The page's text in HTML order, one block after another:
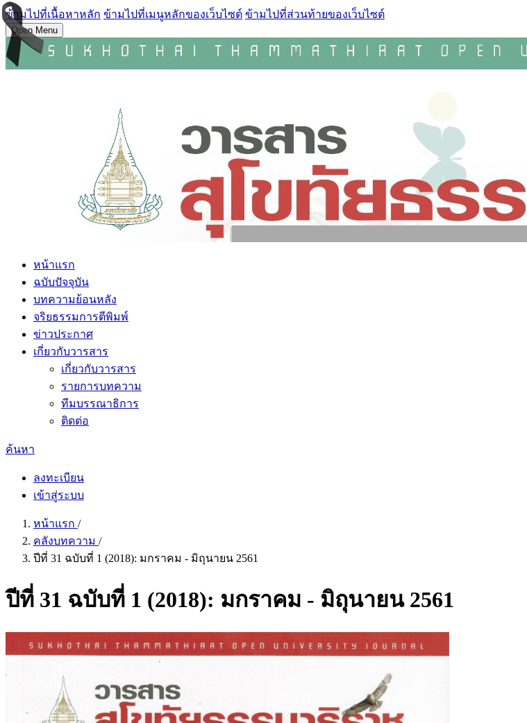
ข้ามไปที่เนื้อหาหลัก ข้ามไปที่เมนูหลักของเว็บไซต์ ข้ามไปที่ส่วนท้ายของเว็บไซต์
Open Menu
หน้าแรก
ฉบับปัจจุบัน
บทความย้อนหลัง
จริยธรรมการตีพิมพ์
ข่าวประกาศ
เกี่ยวกับวารสาร
เกี่ยวกับวารสาร
รายการบทความ
ทีมบรรณาธิการ
ติดต่อ
ค้นหา
ลงทะเบียน
เข้าสู่ระบบ
หน้าแรก /
คลังบทความ /
ปีที่ 31 ฉบับที่ 1 (2018): มกราคม - มิถุนายน 2561
ปีที่ 31 ฉบับที่ 1 (2018): มกราคม - มิถุนายน 2561